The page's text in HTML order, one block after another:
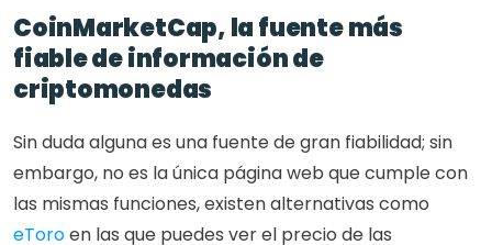
CoinMarketCap, la fuente más
fiable de información de
criptomonedas
Sin duda alguna es una fuente de gran fiabilidad; sin
embargo, no es la única página web que cumple con
eToro en las que puedes ver el precio de las